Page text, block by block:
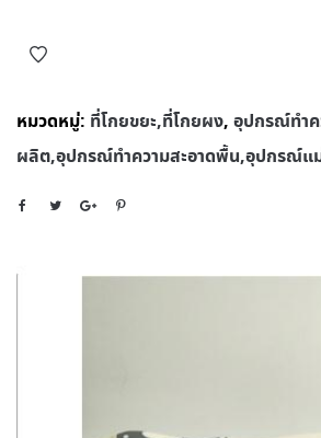
หมวดหมู่: ที่โกยขยะ,ที่โกยผง, อุปกรณ์ทําค
ผลิต,อุปกรณ์ทําความสะอาดพื้น,อุปกรณ์แ